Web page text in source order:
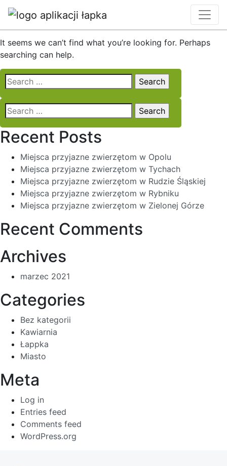
Nothing Found
It seems we can’t find what you’re looking for. Perhaps
searching can help.
Search
for:
Search
for:
Recent Posts
Miejsca przyjazne zwierzętom w Opolu
Miejsca przyjazne zwierzętom w Tychach
Miejsca przyjazne zwierzętom w Rudzie Śląskiej
Miejsca przyjazne zwierzętom w Rybniku
Miejsca przyjazne zwierzętom w Zielonej Górze
Recent Comments
Archives
marzec 2021
Categories
Bez kategorii
Kawiarnia
Łappka
Miasto
Meta
Log in
Entries feed
Comments feed
WordPress.org